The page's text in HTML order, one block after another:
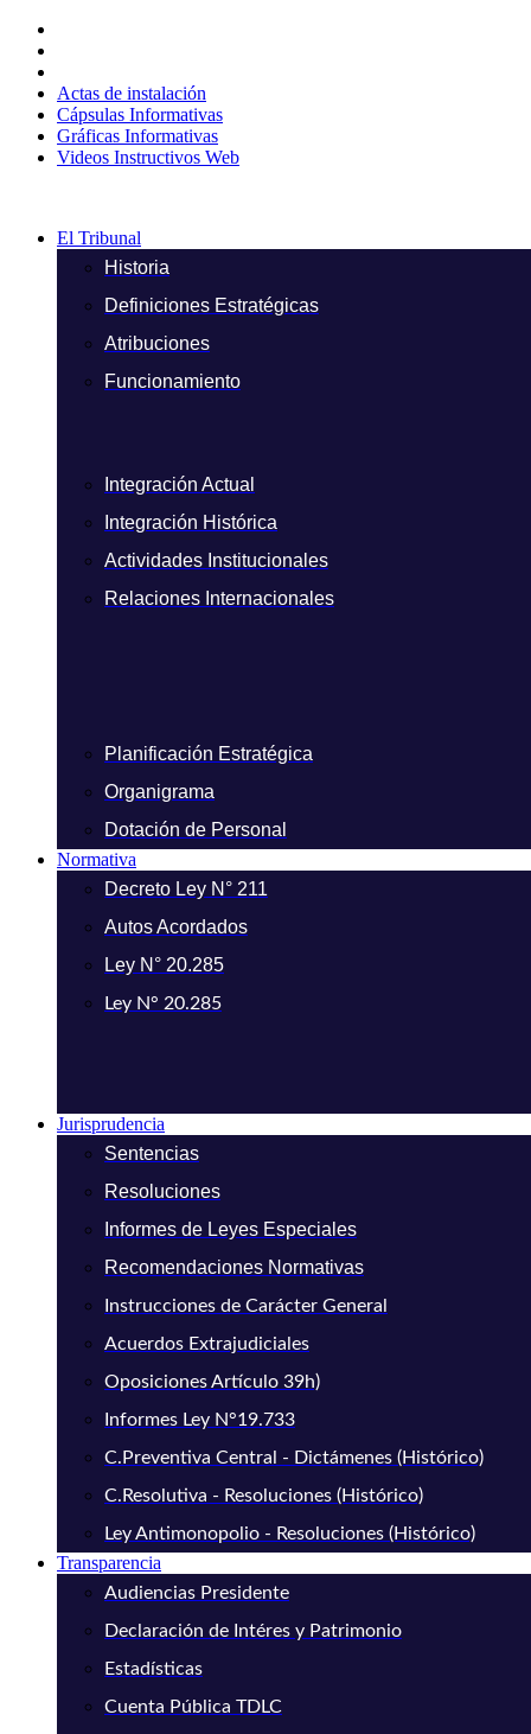
contenido
Actas de instalación
Cápsulas Informativas
Gráficas Informativas
Videos Instructivos Web
El Tribunal
Historia
Definiciones Estratégicas
Atribuciones
Funcionamiento
Integración Actual
Integración Histórica
Actividades Institucionales
Relaciones Internacionales
Planificación Estratégica
Organigrama
Dotación de Personal
Normativa
Decreto Ley N° 211
Autos Acordados
Ley N° 20.285
Ley N° 20.285
Jurisprudencia
Sentencias
Resoluciones
Informes de Leyes Especiales
Recomendaciones Normativas
Instrucciones de Carácter General
Acuerdos Extrajudiciales
Oposiciones Artículo 39h)
Informes Ley N°19.733
C.Preventiva Central - Dictámenes (Histórico)
C.Resolutiva - Resoluciones (Histórico)
Ley Antimonopolio - Resoluciones (Histórico)
Transparencia
Audiencias Presidente
Declaración de Intéres y Patrimonio
Estadísticas
Cuenta Pública TDLC